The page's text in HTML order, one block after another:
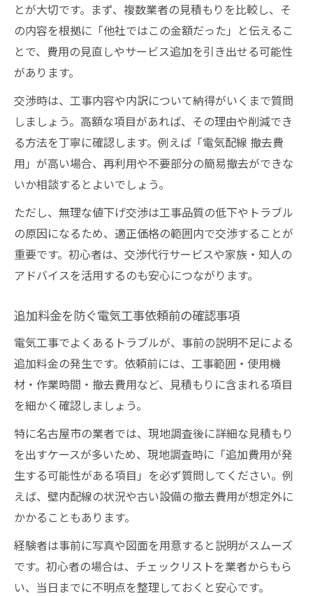
とが大切です。まず、複数業者の見積もりを比較し、そ
の内容を根拠に「他社ではこの金額だった」と伝えるこ
とで、費用の見直しやサービス追加を引き出せる可能性
があります。
交渉時は、工事内容や内訳について納得がいくまで質問
しましょう。高額な項目があれば、その理由や削減でき
る方法を丁寧に確認します。例えば「電気配線 撤去費
用」が高い場合、再利用や不要部分の簡易撤去ができな
いか相談するとよいでしょう。
ただし、無理な値下げ交渉は工事品質の低下やトラブル
の原因になるため、適正価格の範囲内で交渉することが
重要です。初心者は、交渉代行サービスや家族・知人の
アドバイスを活用するのも安心につながります。
追加料金を防ぐ電気工事依頼前の確認事項
電気工事でよくあるトラブルが、事前の説明不足による
追加料金の発生です。依頼前には、工事範囲・使用機
材・作業時間・撤去費用など、見積もりに含まれる項目
を細かく確認しましょう。
特に名古屋市の業者では、現地調査後に詳細な見積もり
を出すケースが多いため、現地調査時に「追加費用が発
生する可能性がある項目」を必ず質問してください。例
えば、壁内配線の状況や古い設備の撤去費用が想定外に
かかることもあります。
経験者は事前に写真や図面を用意すると説明がスムーズ
です。初心者の場合は、チェックリストを業者からもら
い、当日までに不明点を整理しておくと安心です。